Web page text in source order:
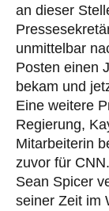
an dieser
unmittelbar
Posten einen
bekam und
Eine weitere
Regierung,
Mitarbeiterin
zuvor für
Sean Spicer
seiner Zeit im